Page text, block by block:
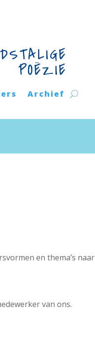
POËZIE
Archief
en thema’s naar
van ons.